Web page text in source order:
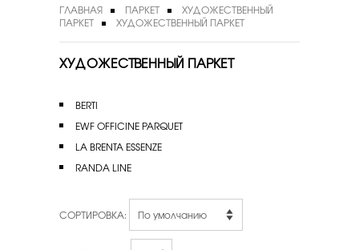
ГЛАВНАЯ ПАРКЕТ
ХУДОЖЕСТВЕННЫЙ
ПАРКЕТ
ХУДОЖЕСТВЕННЫЙ ПАРКЕТ
ХУДОЖЕСТВЕННЫЙ ПАРКЕТ
BERTI
EWF OFFICINE PARQUET
LA BRENTA ESSENZE
RANDA LINE
СОРТИРОВКА: